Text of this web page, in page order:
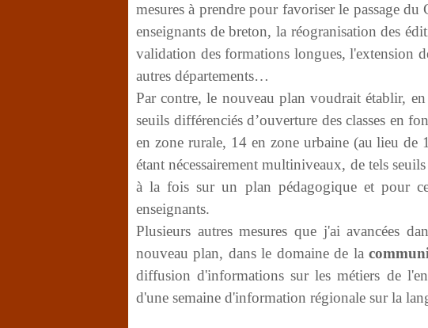
mesures à prendre pour favoriser le passage
enseignants de breton, la réogranisation des
validation des formations longues, l'extension
autres départements…
Par contre, le nouveau plan voudrait établir,
seuils différenciés d’ouverture des classes en
en zone rurale, 14 en zone urbaine (au lieu de
étant nécessairement multiniveaux, de tels
à la fois sur un plan pédagogique et pour
enseignants.
Plusieurs autres mesures que j'ai avancées
nouveau plan, dans le domaine de la
diffusion d'informations sur les métiers de
d'une semaine d'information régionale sur la